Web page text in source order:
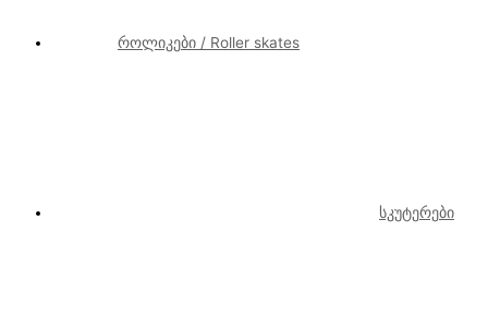
როლიკები / Roller skates
სკუტერები